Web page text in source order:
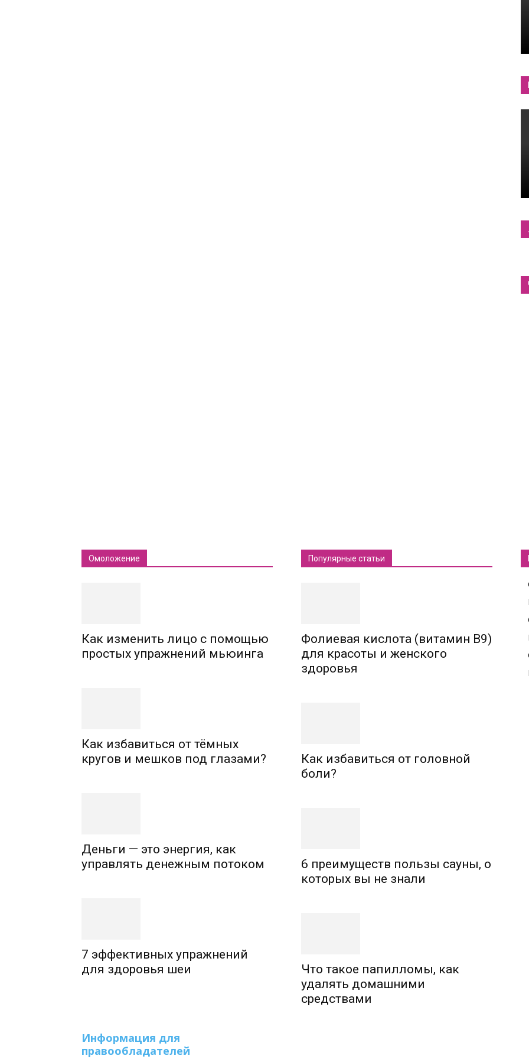
Омоложение
Как изменить лицо с помощью
простых упражнений мьюинга
Как избавиться от тёмных
кругов и мешков под глазами?
Деньги — это энергия, как
управлять денежным потоком
7 эффективных упражнений
для здоровья шеи
Информация для
правообладателей
Популярные статьи
Фолиевая кислота (витамин В9)
для красоты и женского
здоровья
Как избавиться от головной
боли?
6 преимуществ пользы сауны, о
которых вы не знали
Что такое папилломы, как
удалять домашними
средствами